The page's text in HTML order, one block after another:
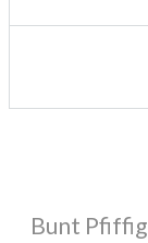
Bunt Pfiffig